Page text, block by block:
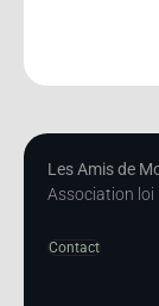
Les Amis de
Association loi
Contact